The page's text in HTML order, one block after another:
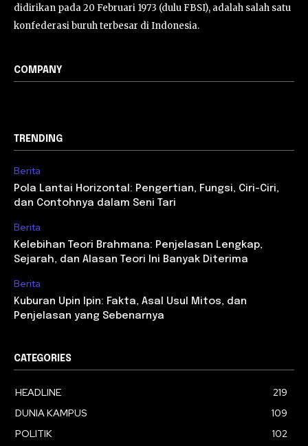
didirikan pada 20 Februari 1973 (dulu FBSI), adalah salah satu
konfederasi buruh terbesar di Indonesia.
COMPANY
TRENDING
Berita
Pola Lantai Horizontal: Pengertian, Fungsi, Ciri-Ciri,
dan Contohnya dalam Seni Tari
Berita
Kelebihan Teori Brahmana: Penjelasan Lengkap,
Sejarah, dan Alasan Teori Ini Banyak Diterima
Berita
Kuburan Upin Ipin: Fakta, Asal Usul Mitos, dan
Penjelasan yang Sebenarnya
CATEGORIES
HEADLINE
219
DUNIA KAMPUS
109
POLITIK
102